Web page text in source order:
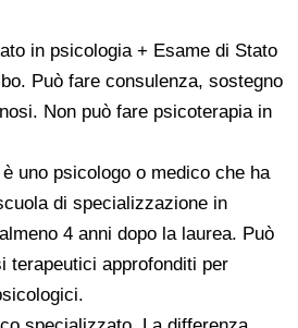
in psicologia + Esame di Stato
Può fare consulenza, sostegno
Non può fare psicoterapia in
uno psicologo o medico che ha
di specializzazione in
4 anni dopo la laurea. Può
terapeutici approfonditi per